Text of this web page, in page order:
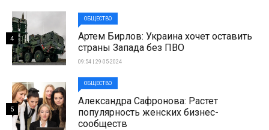
ОБЩЕСТВО
Артем Бирлов: Украина хочет оставить
страны Запада без ПВО
09:54 | 29-05-2024
4
ОБЩЕСТВО
Александра Сафронова: Растет
популярность женских бизнес-
сообществ
5